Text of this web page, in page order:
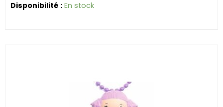
Disponibilité : En stock